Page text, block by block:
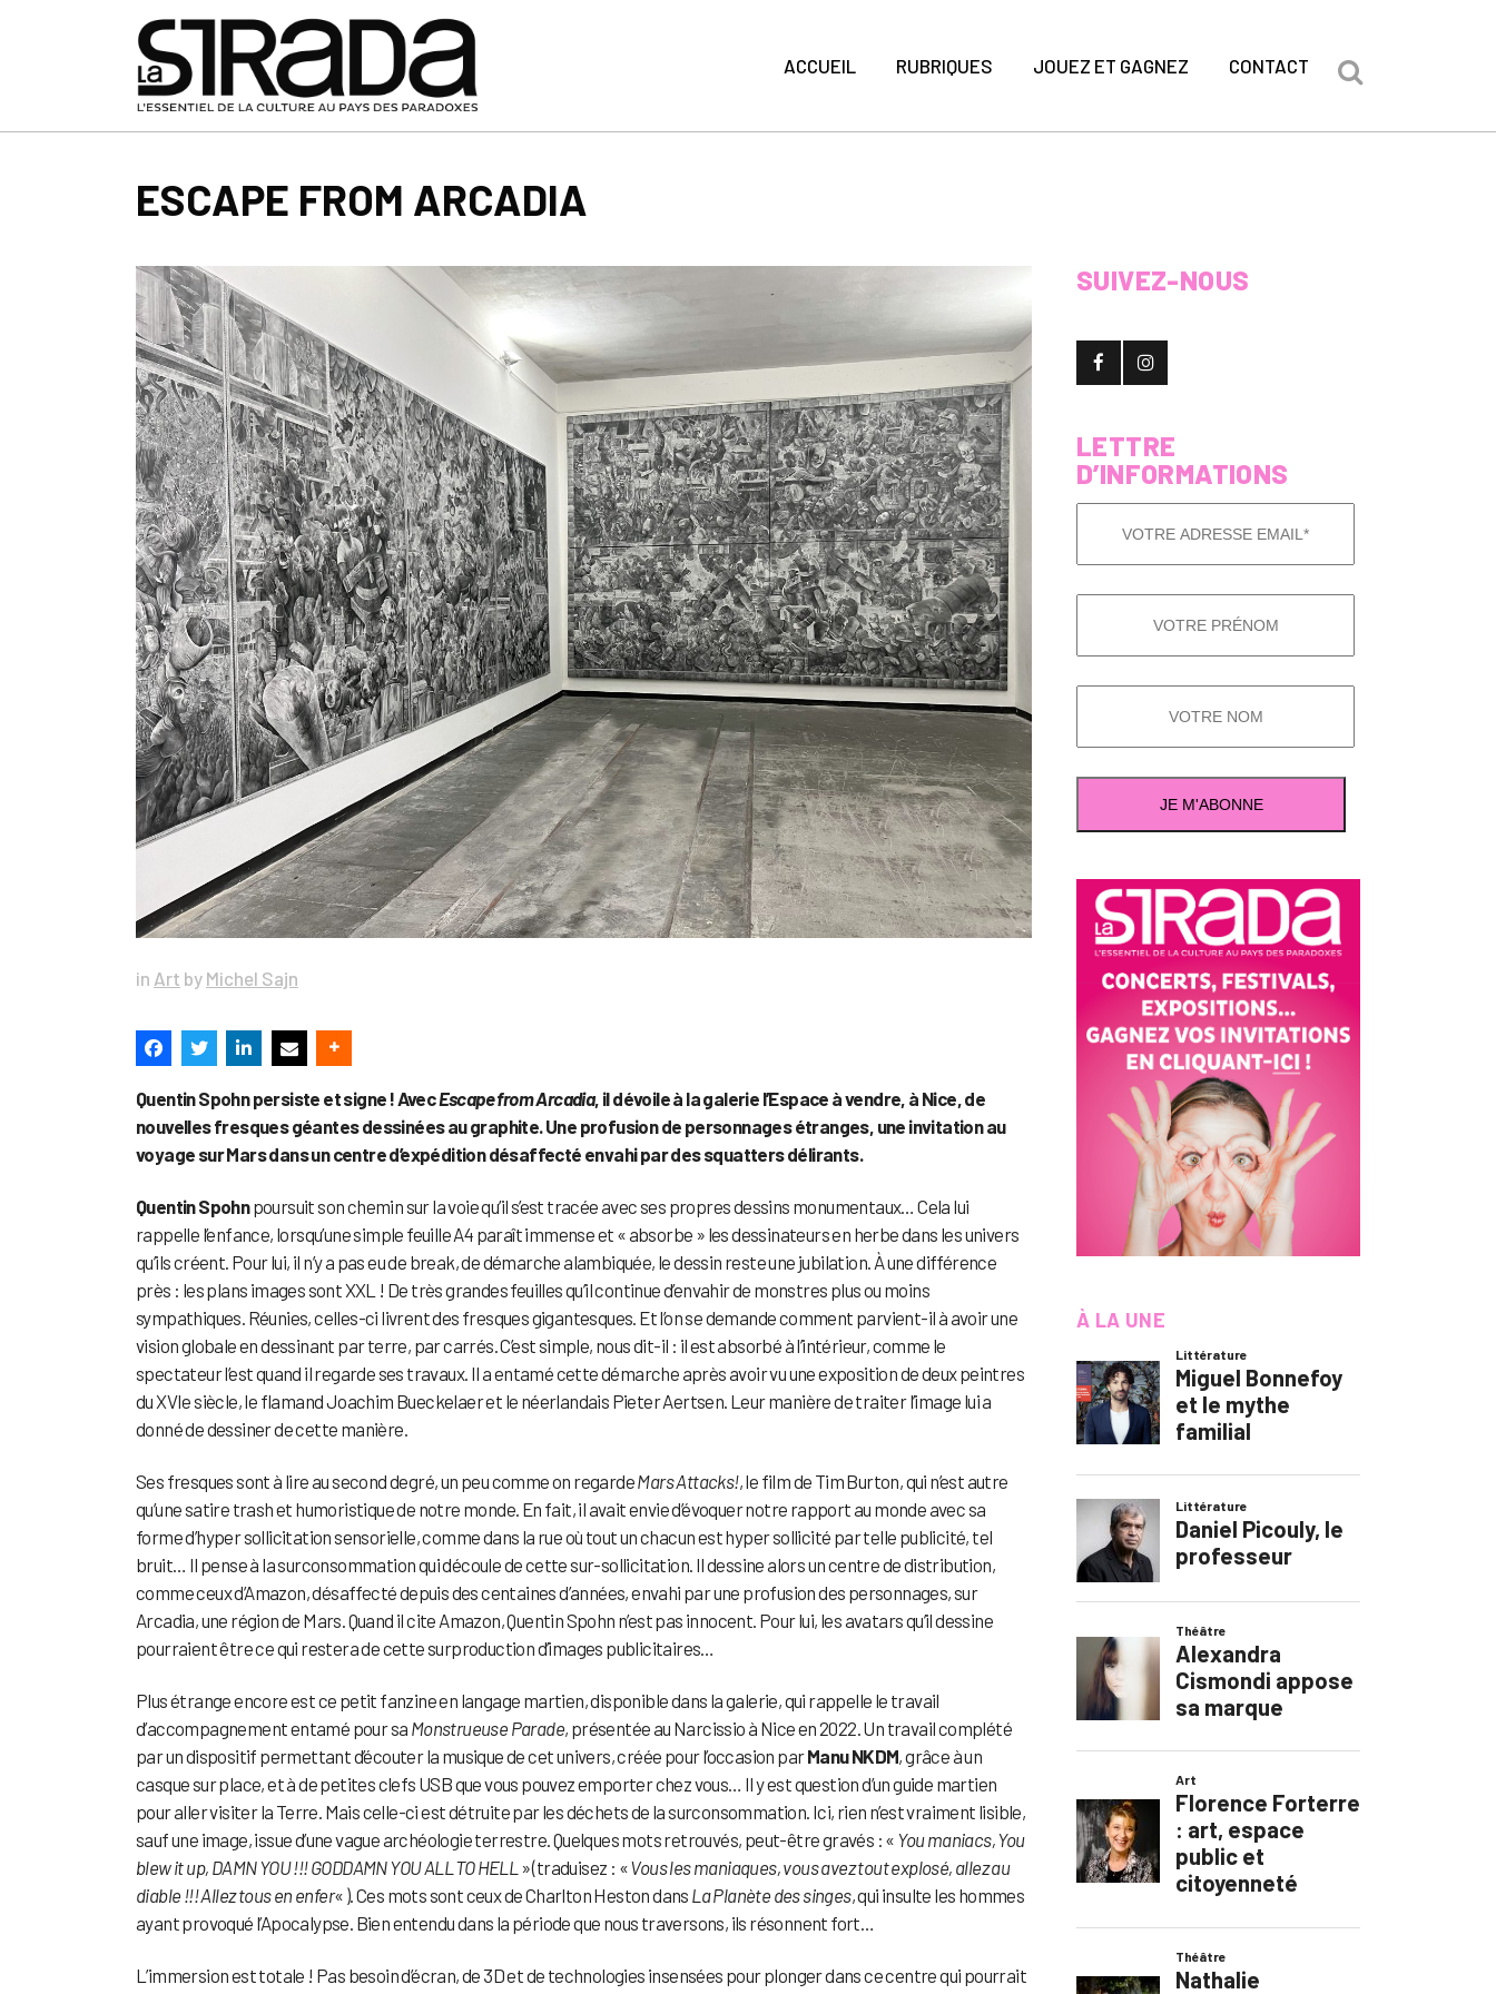
ACCUEIL RUBRIQUES JOUEZ ET GAGNEZ CONTACT
ESCAPE FROM ARCADIA
in Art by Michel Sajn
Quentin Spohn persiste et signe ! AvecEscape from Arcadia, il dévoile à la galerie l’Espace à vendre, à Nice, de
nouvelles fresques géantes dessinées au graphite. Une profusion de personnages étranges, une invitation au
voyage sur Mars dans un centre d’expédition désaffecté envahi par des squatters délirants.
Quentin Spohnpoursuit son chemin sur la voie qu’il s’est tracée avec ses propres dessins monumentaux… Cela lui
rappelle l’enfance, lorsqu’une simple feuille A4 paraît immense et « absorbe » les dessinateurs en herbe dans les univers
qu’ils créent. Pour lui, il n’y a pas eu de break, de démarche alambiquée, le dessin reste une jubilation. À une différence
près : les plans images sont XXL ! De très grandes feuilles qu’il continue d’envahir de monstres plus ou moins
sympathiques. Réunies, celles-ci livrent des fresques gigantesques. Et l’on se demande comment parvient-il à avoir une
vision globale en dessinant par terre, par carrés. C’est simple, nous dit-il : il est absorbé à l’intérieur, comme le
spectateur l’est quand il regarde ses travaux. Il a entamé cette démarche après avoir vu une exposition de deux peintres
du XVIe siècle, le flamand Joachim Bueckelaer et le néerlandais Pieter Aertsen. Leur manière de traiter l’image lui a
donné de dessiner de cette manière.
Ses fresques sont à lire au second degré, un peu comme on regardeMars Attacks!, le film de Tim Burton, qui n’est autre
qu’une satire trash et humoristique de notre monde. En fait, il avait envie d’évoquer notre rapport au monde avec sa
forme d’hyper sollicitation sensorielle, comme dans la rue où tout un chacun est hyper sollicité par telle publicité, tel
bruit… Il pense à la surconsommation qui découle de cette sur-sollicitation. Il dessine alors un centre de distribution,
comme ceux d’Amazon, désaffecté depuis des centaines d’années, envahi par une profusion des personnages, sur
Arcadia, une région de Mars. Quand il cite Amazon, Quentin Spohn n’est pas innocent. Pour lui, les avatars qu’il dessine
pourraient être ce qui restera de cette surproduction d’images publicitaires…
Plus étrange encore est ce petit fanzine en langage martien, disponible dans la galerie, qui rappelle le travail
d’accompagnement entamé pour sa Monstrueuse Parade, présentée au Narcissio à Nice en 2022. Un travail complété
par un dispositif permettant d’écouter la musique de cet univers, créée pour l’occasion parManu NKDM, grâce à un
casque sur place, et à de petites clefs USB que vous pouvez emporter chez vous… Il y est question d’un guide martien
pour aller visiter la Terre. Mais celle-ci est détruite par les déchets de la surconsommation. Ici, rien n’est vraiment lisible,
sauf une image, issue d’une vague archéologie terrestre. Quelques mots retrouvés, peut-être gravés : « You maniacs, You
blew it up, DAMN YOU !!! GODDAMN YOU ALL TO HELL » (traduisez : «Vous les maniaques, vous avez tout explosé, allez au
diable !!! Allez tous en enfer« ). Ces mots sont ceux de Charlton Heston dans La Planète des singes, qui insulte les hommes
ayant provoqué l’Apocalypse. Bien entendu dans la période que nous traversons, ils résonnent fort…
L’immersion est totale ! Pas besoin d’écran, de 3D et de technologies insensées pour plonger dans ce centre qui pourrait
SUIVEZ-NOUS
LETTRE
D’INFORMATIONS
À LA UNE